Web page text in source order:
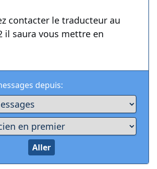
contacter le traducteur au
il saura vous mettre en
depuis: